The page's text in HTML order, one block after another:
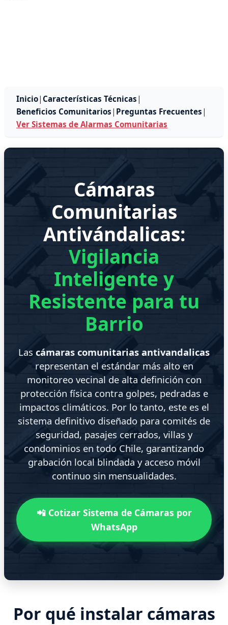
Inicio| Características Técnicas |
Beneficios Comunitarios | Preguntas Frecuentes |
Ver Sistemas de Alarmas Comunitarias
Cámaras
Comunitarias
Antivándalicas:
Vigilancia
Inteligente y
Resistente para tu
Barrio
Las cámaras comunitarias antivandalicas
representan el estándar más alto en
monitoreo vecinal de alta definición con
protección física contra golpes, pedradas e
impactos climáticos. Por lo tanto, este es el
sistema definitivo diseñado para comités de
seguridad, pasajes cerrados, villas y
condominios en todo Chile, garantizando
grabación local blindada y acceso móvil
continuo sin mensualidades.
📲 Cotizar Sistema de Cámaras por
WhatsApp
Por qué instalar cámaras